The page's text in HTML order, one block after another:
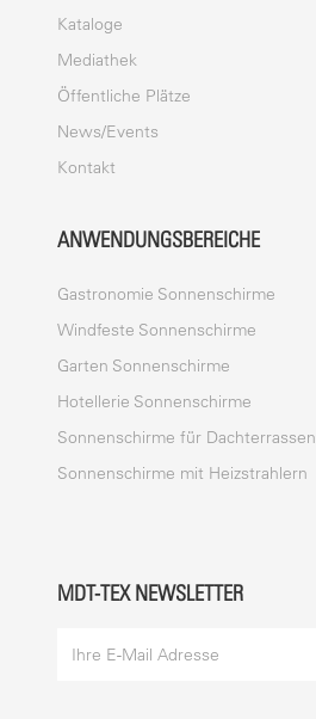
Kataloge
Mediathek
Öffentliche Plätze
News/Events
Kontakt
ANWENDUNGSBEREICHE
Gastronomie Sonnenschirme
Windfeste Sonnenschirme
Garten Sonnenschirme
Hotellerie Sonnenschirme
Sonnenschirme für Dachterrassen
Sonnenschirme mit Heizstrahlern
MDT-TEX NEWSLETTER